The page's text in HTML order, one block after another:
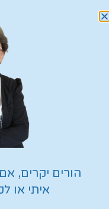
התקשרו: 054-
הורים יקרים,
איתי או